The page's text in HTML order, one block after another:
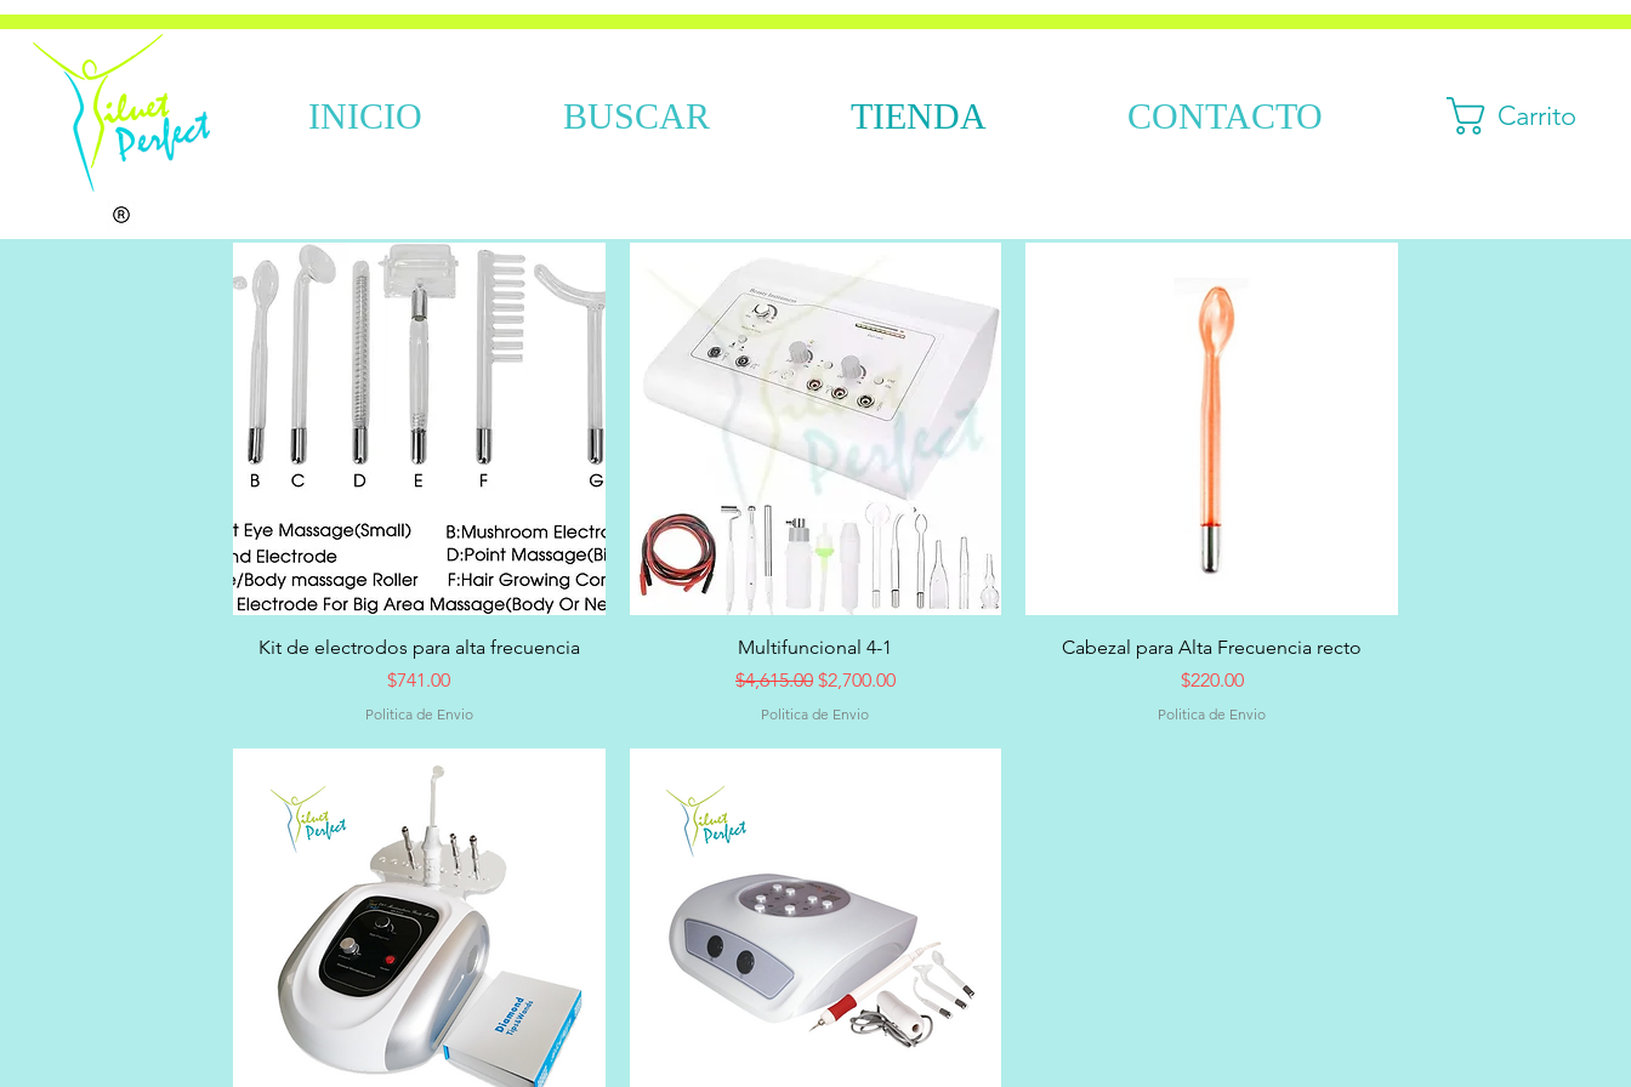
INICIO BUSCAR TIENDA CONTACTO Carrito
Vista rápida
Kit de electrodos para alta frecuencia
Precio
$741.00
Politica de Envio
Vista rápida
Multifuncional 4-1
Precio
$4,615.00 Precio de oferta
$2,700.00
Politica de Envio
Vista rápida
Cabezal para Alta Frecuencia recto
Precio
$220.00
Politica de Envio